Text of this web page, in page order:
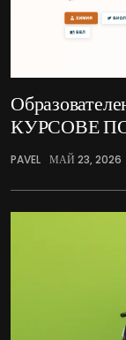
КУРСОВЕ
PAVEL МАЙ 23, 2026